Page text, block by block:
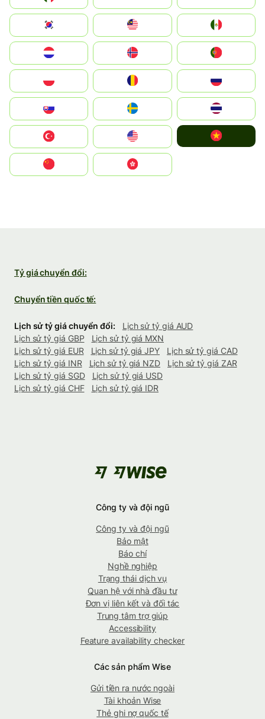
South Korea
United States
中國香港特別行政區
Tỷ giá chuyển đổi:
Chuyển tiền quốc tế:
Lịch sử tỷ giá chuyển đổi:
Lịch sử tỷ giá AUD
Lịch sử tỷ giá GBP
Lịch sử tỷ giá MXN
Lịch sử tỷ giá EUR
Lịch sử tỷ giá JPY
Lịch sử tỷ giá CAD
Lịch sử tỷ giá INR
Lịch sử tỷ giá NZD
Lịch sử tỷ giá ZAR
Lịch sử tỷ giá SGD
Lịch sử tỷ giá USD
Lịch sử tỷ giá CHF
Lịch sử tỷ giá IDR
Công ty và đội ngũ
Công ty và đội ngũ
Bảo mật
Báo chí
Nghề nghiệp
Trạng thái dịch vụ
Quan hệ với nhà đầu tư
Đơn vị liên kết và đối tác
Trung tâm trợ giúp
Accessibility
Feature availability checker
Các sản phẩm Wise
Gửi tiền ra nước ngoài
Tài khoản Wise
Thẻ ghi nợ quốc tế